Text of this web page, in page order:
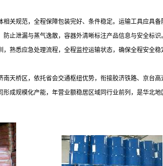
关规范，全程保障包装完好、条件稳定。运输工具应具
止泄漏与蒸气逸散，容器外清晰标注产品信息与安全标
熟悉应急处理流程，全程监控运输状态，确保全程安全稳
南天桥区，依托省会交通枢纽优势，衔接胶济铁路、京台高
成规模化产能，年营业额稳居区域同行业前列，是华北